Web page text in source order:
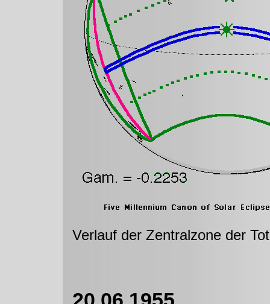
Verlauf der Zentralzone der